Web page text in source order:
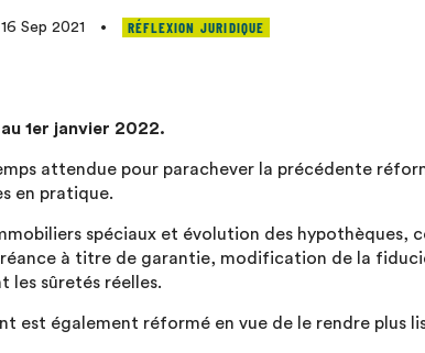
16 Sep 2021 • RÉFLEXION JURIDIQUE
1er janvier 2022.
attendue pour parachever la précédente
en pratique.
spéciaux et évolution des hypothèques,
à titre de garantie, modification de la
les sûretés réelles.
est également réformé en vue de le rendre plus